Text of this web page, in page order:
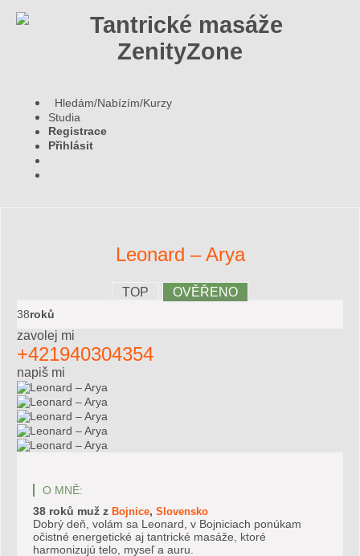
Hledám/Nabízím/Kurzy
Studia
Registrace
Přihlásit
Leonard – Arya
TOP OVĚŘENO
38roků
zavolej mi
+421940304354
napiš mi
O MNĚ:
38 roků muž z Bojnice, Slovensko
Dobrý deň, volám sa Leonard, v Bojniciach ponúkam
očistné energetické aj tantrické masáže, ktoré
harmonizujú telo, myseľ a auru.